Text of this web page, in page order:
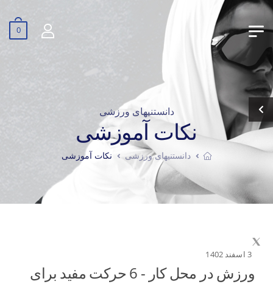
0
دانستنیهای ورزشی
نکات آموزشی
دانستنیهای ورزشی نکات آموزشی
3 اسفند 1402
ورزش در محل کار - 6 حرکت مفید برای